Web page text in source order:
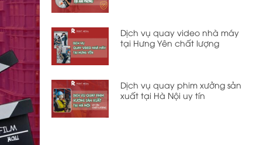
Dịch vụ quay video nhà máy
tại Hưng Yên chất lượng
Dịch vụ quay phim xưởng sản
xuất tại Hà Nội uy tín